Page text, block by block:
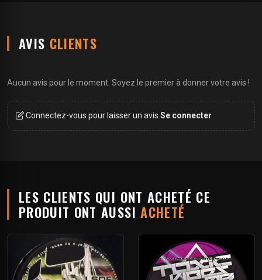
AVIS CLIENTS
Aucun avis pour le moment. Soyez le premier à donner votre avis !
Connectez-vous pour laisser un avis. Se connecter
LES CLIENTS QUI ONT ACHETÉ CE
PRODUIT ONT AUSSIACHETÉ